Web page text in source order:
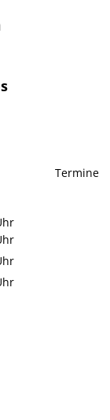
Termine
bis 12:00 Uhr
bis 18:30 Uhr
bis 12:00 Uhr